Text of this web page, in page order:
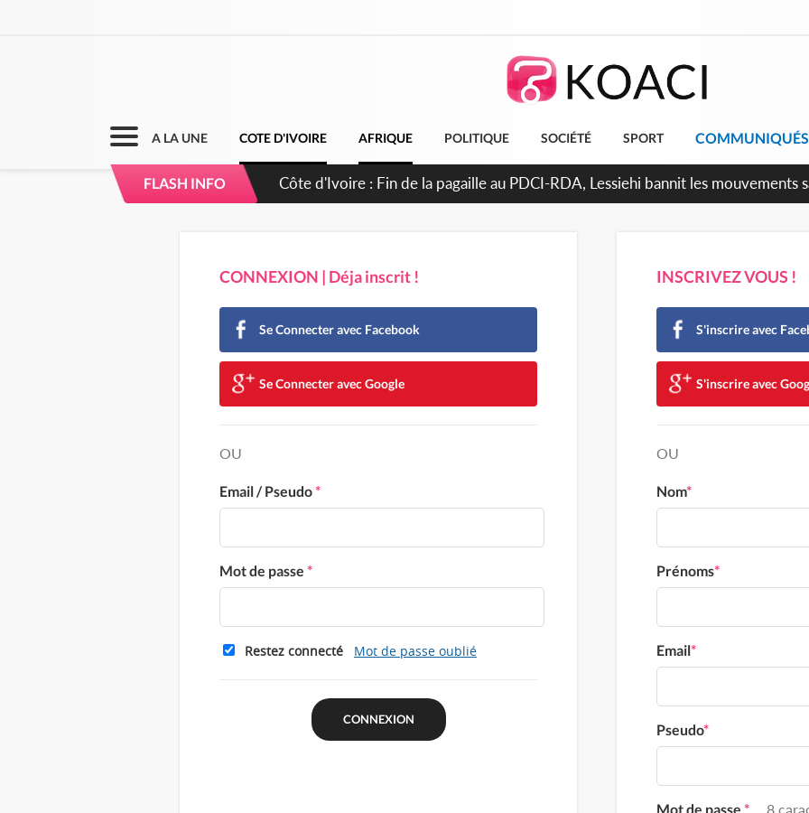
A LA UNE COTE D'IVOIRE AFRIQUE POLITIQUE SOCIÉTÉ SPORT COMMUNIQUÉS
FLASH INFO Côte d'Ivoire : Ouattara promet des sanctions contre les déguerpissements
CONNEXION | Déja inscrit !
Se Connecter avec Facebook
Se Connecter avec Google
OU
Email / Pseudo*
Mot de passe *
Restez connecté Mot de passe oublié
INSCRIVEZ VOUS !
S'inscrire avec
S'inscrire avec
OU
Nom*
Prénoms*
Email*
Pseudo*
Mot de passe * 8